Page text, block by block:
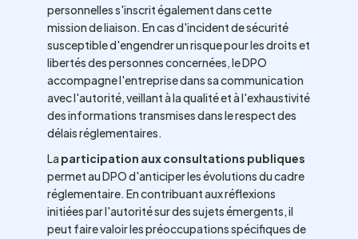
personnelles s'inscrit également dans cette
mission de liaison. En cas d'incident de sécurité
susceptible d'engendrer un risque pour les droits et
libertés des personnes concernées, le DPO
accompagne l'entreprise dans sa communication
avec l'autorité, veillant à la qualité et à l'exhaustivité
des informations transmises dans le respect des
délais réglementaires.
La participation aux consultations publiques
permet au DPO d'anticiper les évolutions du cadre
réglementaire. En contribuant aux réflexions
initiées par l'autorité sur des sujets émergents, il
peut faire valoir les préoccupations spécifiques de